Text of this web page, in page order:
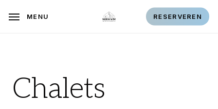
RESERVEREN
MENU
Chalets